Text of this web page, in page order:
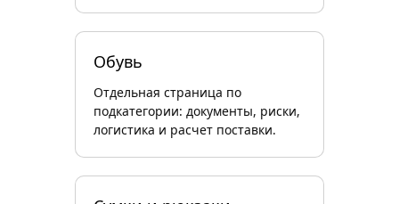
Обувь
Отдельная страница по
подкатегории: документы, риски,
логистика и расчет поставки.